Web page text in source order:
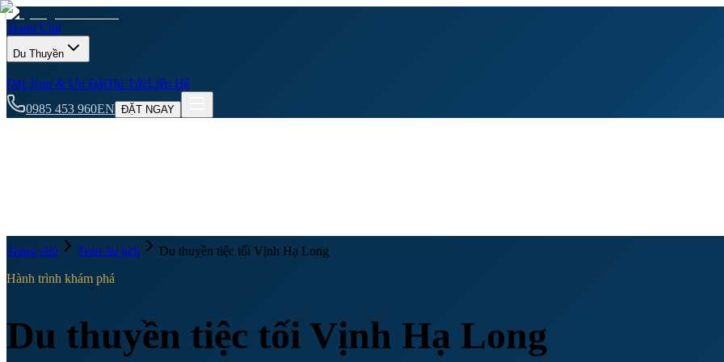
Trang Chủ
Du Thuyền
Đặt Tour & Ưu ĐãiTin TứcLiên Hệ
0985 453 960EN ĐẶT NGAY
Trang chủ Tour du lịch
Du thuyền tiệc tối Vịnh Hạ Long
Hành trình khám phá
Du thuyền tiệc tối Vịnh Hạ Long